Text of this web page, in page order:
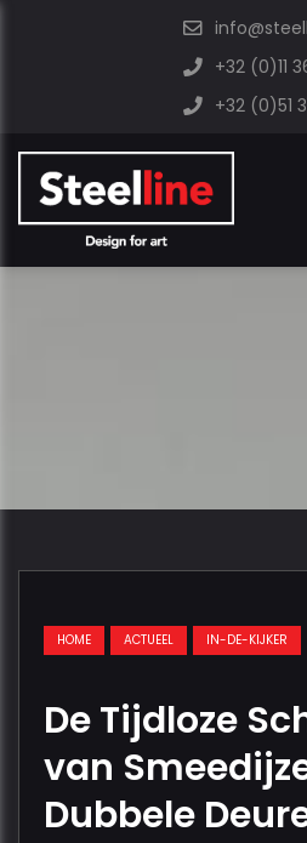
+32 (0)11
+32 (0)51
HOME ACTUEEL IN-DE-KIJKER
De Tijdloze
van
Dubbele